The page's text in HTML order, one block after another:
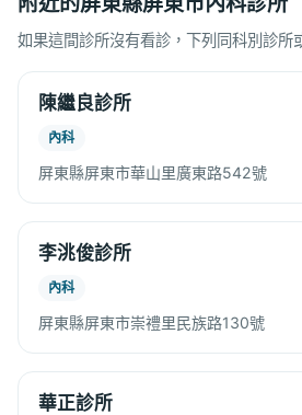
如果這間診所沒有看診，下列同科別診所
陳繼良診所
內科
屏東縣屏東市華山里廣東路542號
李洮俊診所
內科
屏東縣屏東市崇禮里民族路130號
華正診所